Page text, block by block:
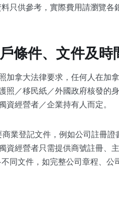
只供參考，實際費用請瀏覽各
條件、文件及時
加拿大法律要求，任何人在加
照／移民紙／外國政府核發的
經營者／企業持有人而定。
商業登記文件，例如公司註冊
資經營者只需提供商號註冊、
同文件，如完整公司章程、